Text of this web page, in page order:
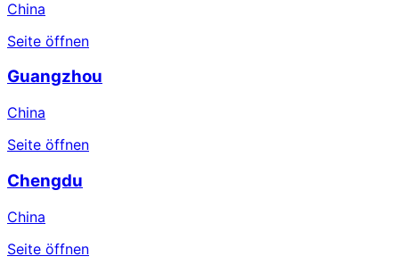
China
Seite öffnen
Guangzhou
China
Seite öffnen
Chengdu
China
Seite öffnen